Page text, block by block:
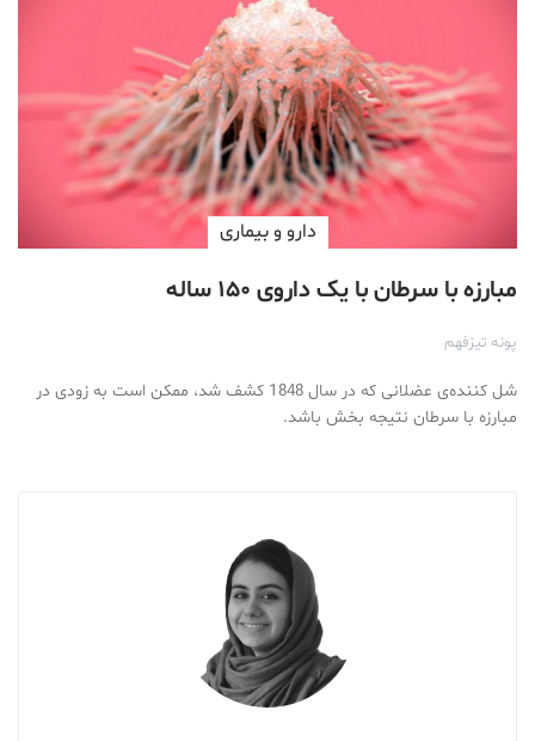
دارو‌ و بیماری
مبارزه با سرطان با یک داروی ۱۵۰ ساله
پونه تیزفهم
شل کننده‌ی عضلانی که در سال 1848 کشف شد، ممکن است به زودی در
مبارزه با سرطان نتیجه بخش باشد.